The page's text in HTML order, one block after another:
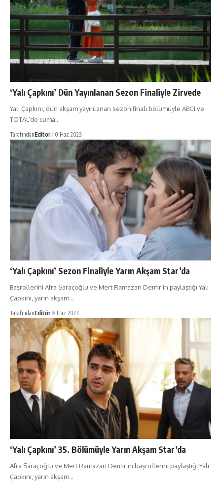
‘Yalı Çapkını’ Dün Yayınlanan Sezon Finaliyle Zirvede
Yalı Çapkını, dün akşam yayınlanan sezon finali bölümüyle ABC1 ve
TOTAL’de cuma…
TarafındanEditör 10 Haz 2023
‘Yalı Çapkını’ Sezon Finaliyle Yarın Akşam Star’da
Başrollerini Afra Saraçoğlu ve Mert Ramazan Demir'in paylaştığı Yalı
Çapkını, yarın akşam…
TarafındanEditör 8 Haz 2023
‘Yalı Çapkını’ 35. Bölümüyle Yarın Akşam Star’da
Afra Saraçoğlu ve Mert Ramazan Demir'in başrollerini paylaştığı Yalı
Çapkını, yarın akşam…